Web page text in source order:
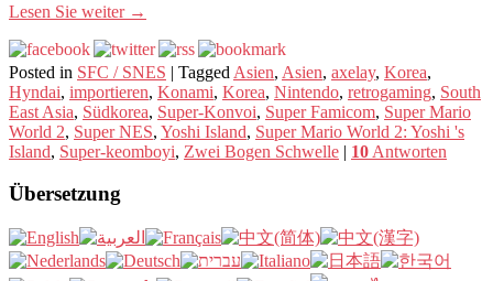
Lesen Sie weiter →
Posted in SFC / SNES | Tagged Asien, Asien, axelay, Korea,
Hyndai, importieren, Konami, Korea, Nintendo, retrogaming, South
East Asia, Südkorea, Super-Konvoi, Super Famicom, Super Mario
World 2, Super NES, Yoshi Island, Super Mario World 2: Yoshi 's
Island, Super-keomboyi, Zwei Bogen Schwelle | 10 Antworten
Übersetzung